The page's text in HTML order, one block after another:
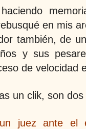
en mis
también, de
y sus
de velocidad
un clik, son
juez ante el